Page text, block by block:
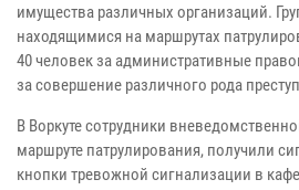
имущества различных организаций.
находящимися на маршрутах
40 человек за административные
за совершение различного рода
В Воркуте сотрудники
маршруте патрулирования, получили
кнопки тревожной сигнализации в